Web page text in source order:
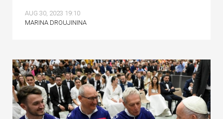
AUG 30, 2023 19:10
MARINA DROUJININA